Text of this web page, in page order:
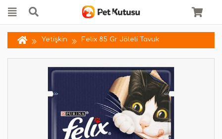
Yetişkin Felix 85 Gr Jöleli Tavuk